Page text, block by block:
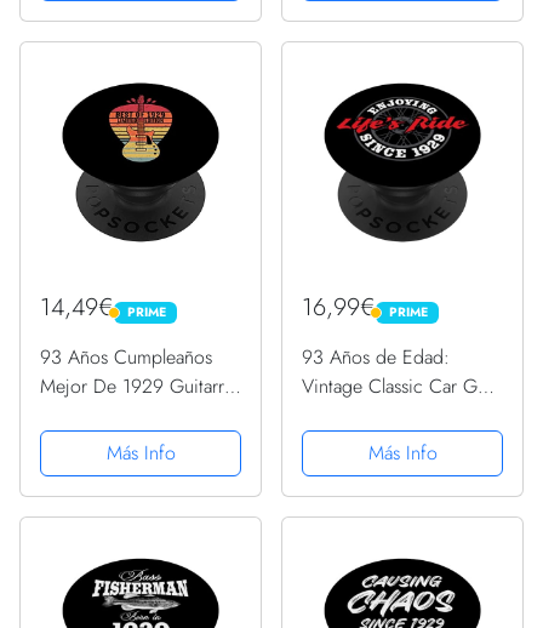
14,49€ PRIME
PRIME
93 Años Cumpleaños
Mejor De 1929 Guitarra
PopSockets PopGrip
Intercambiable
Más Info
16,99€ PRIME
PRIME
93 Años de Edad:
Vintage Classic Car Guy
PopSockets PopGrip
Intercambiable
Más Info